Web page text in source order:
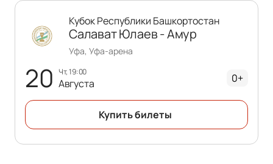
20 чт, 19:00
Августа
Кубок Республики Башкортостан
Салават Юлаев - Амур
Уфа, Уфа-арена
0+
Купить билеты